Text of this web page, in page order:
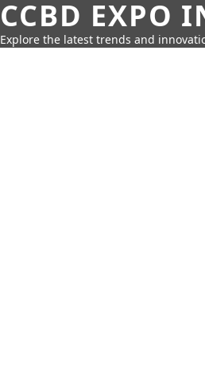
CCBD EXPO
Explore the latest trends and